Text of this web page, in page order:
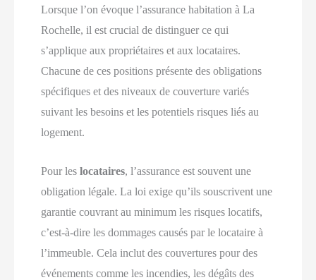
Lorsque l’on évoque l’assurance habitation à La
Rochelle, il est crucial de distinguer ce qui
s’applique aux propriétaires et aux locataires.
Chacune de ces positions présente des obligations
spécifiques et des niveaux de couverture variés
suivant les besoins et les potentiels risques liés au
logement.
Pour leslocataires, l’assurance est souvent une
obligation légale. La loi exige qu’ils souscrivent une
garantie couvrant au minimum les risques locatifs,
c’est-à-dire les dommages causés par le locataire à
l’immeuble. Cela inclut des couvertures pour des
événements comme les incendies, les dégâts des